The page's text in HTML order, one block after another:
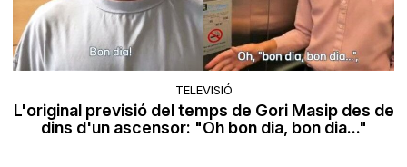
TELEVISIÓ
L'original previsió del temps de Gori Masip des de
dins d'un ascensor: "Oh bon dia, bon dia..."